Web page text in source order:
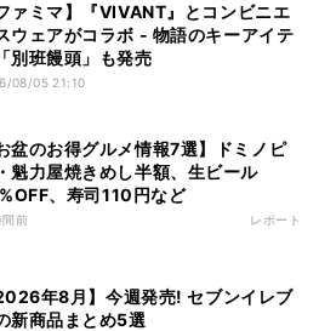
ァミマ】『VIVANT』とコンビニエ
ウェアがコラボ - 物語のキーアイテ
別班饅頭」も発売
08/05 21:10
盆のお得グルメ情報7選】ドミノピ
魁力屋焼きめし半額、生ビール
、寿司110円など
前 レポート
2026年8月】今週発売! セブンイレブ
新商品まとめ5選